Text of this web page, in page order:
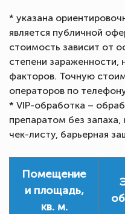
* указана
является публичной
стоимость зависит от
степени зараженности,
факторов. Точную
операторов по
* VIP-обработка –
препаратом без
чек-листу, барьерная
Помещение
и площадь,
кв. м.